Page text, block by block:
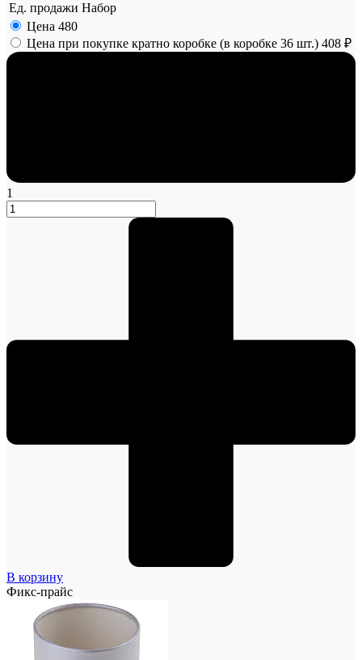
Ед. продажи Набор
Цена 480
Цена при покупке кратно коробке (в коробке 36 шт.) 408 ₽
1
В корзину
Фикс-прайс